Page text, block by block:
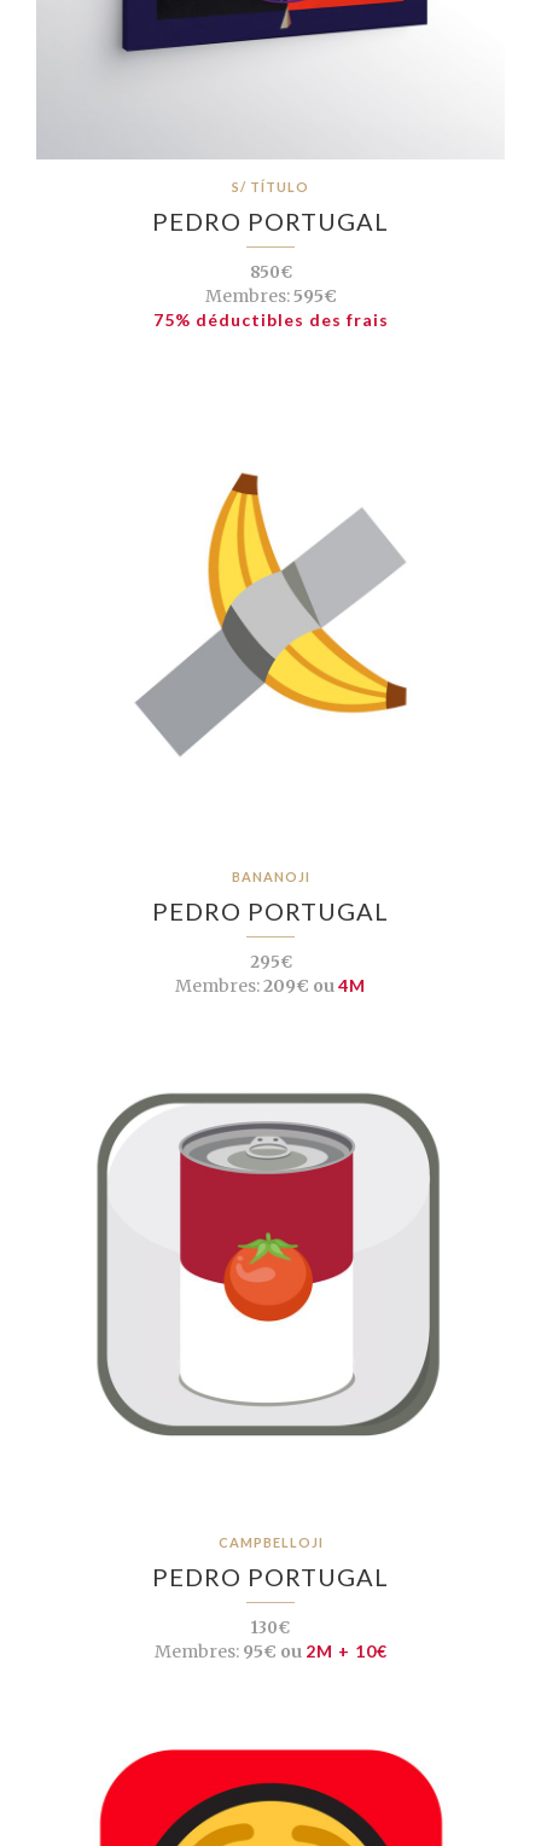
S/ TÍTULO
PEDRO PORTUGAL
850€
Membres:595€
75% déductibles des frais
BANANOJI
PEDRO PORTUGAL
295€
Membres:209€ ou4M
CAMPBELLOJI
PEDRO PORTUGAL
130€
Membres:95€ ou 2M + 10€